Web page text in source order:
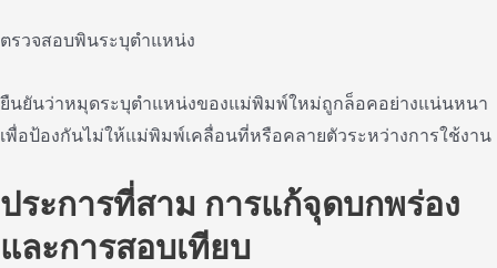
ตรวจสอบพินระบุตําแหน่ง
ยืนยันว่าหมุดระบุตําแหน่งของแม่พิมพ์ใหม่ถูกล็อคอย่างแน่นหนา
เพื่อป้องกันไม่ให้แม่พิมพ์เคลื่อนที่หรือคลายตัวระหว่างการใช้งาน
ประการที่สาม การแก้จุดบกพร่อง
และการสอบเทียบ